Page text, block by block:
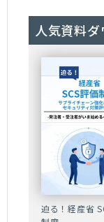
人気資料
迫る！経産省